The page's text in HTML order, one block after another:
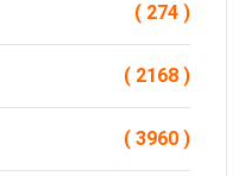
( 274 )
( 2168 )
( 3960 )